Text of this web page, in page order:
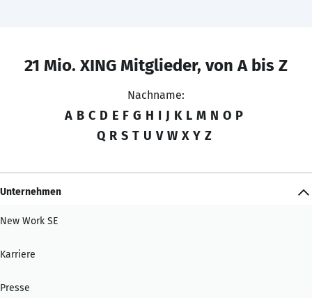
21 Mio. XING Mitglieder, von A bis Z
Nachname:
A B C D E F G H I J K L M N O P
Q R S T U V W X Y Z
Unternehmen
New Work SE
Karriere
Presse